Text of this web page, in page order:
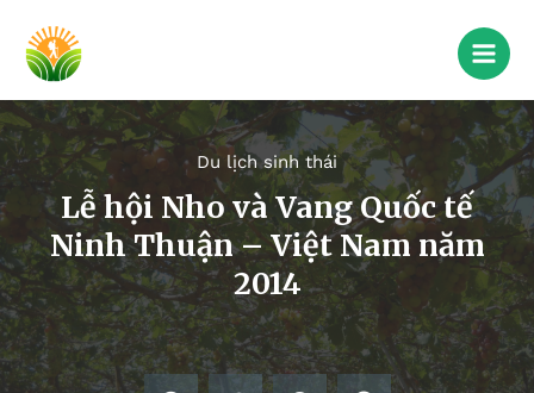
Du lịch sinh thái
Lễ hội Nho và Vang Quốc tế
Ninh Thuận – Việt Nam năm
2014